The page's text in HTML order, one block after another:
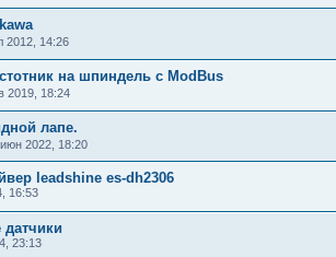
2012, 14:26
на шпиндель с ModBus
2019, 18:24
лапе.
2022, 18:20
leadshine es-dh2306
16:53
23:13